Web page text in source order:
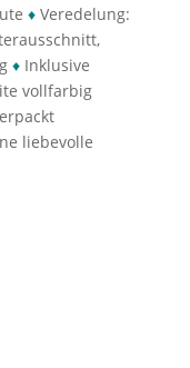
♦Veredelung:
♦Inklusive
vollfarbig
liebevolle